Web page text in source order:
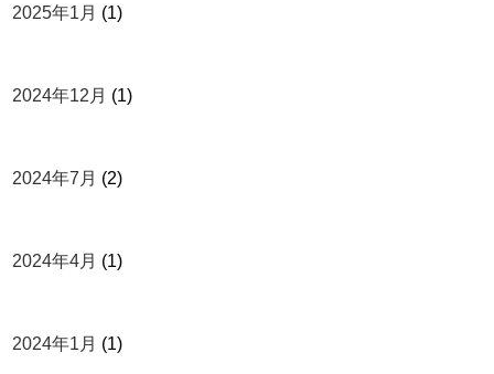
2025年1月 (1)
2024年12月 (1)
2024年7月 (2)
2024年4月 (1)
2024年1月 (1)